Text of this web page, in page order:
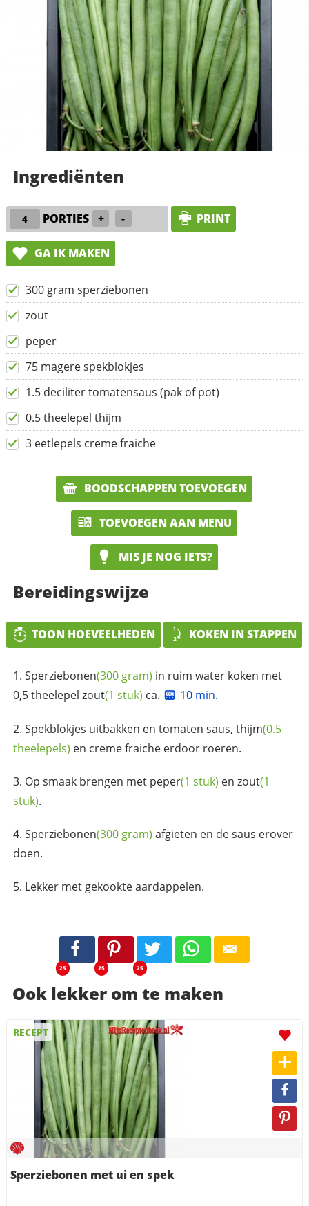
Ingrediënten
PORTIES + - PRINT
GA IK MAKEN
300 gram sperziebonen
zout
peper
75 magere spekblokjes
1.5 deciliter tomatensaus (pak of pot)
0.5 theelepel thijm
3 eetlepels creme fraiche
BOODSCHAPPEN TOEVOEGEN
TOEVOEGEN AAN MENU
MIS JE NOG IETS?
Bereidingswijze
TOON HOEVEELHEDEN KOKEN IN STAPPEN
Sperziebonen(300 gram) in ruim water koken met
0,5 theelepel zout(1 stuk) ca. 10 min.
Spekblokjes uitbakken en tomaten saus, thijm(0.5
theelepels) en creme fraiche erdoor roeren.
Op smaak brengen met peper(1 stuk) en zout(1
stuk).
Sperziebonen(300 gram) afgieten en de saus erover
doen.
Lekker met gekookte aardappelen.
25 25 25
Ook lekker om te maken
RECEPT
Sperziebonen met ui en spek